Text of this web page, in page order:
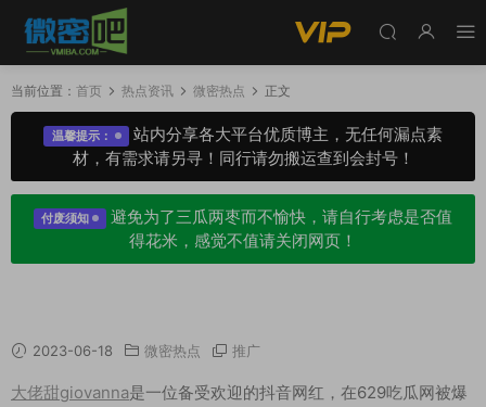
当前位置： 首页 热点资讯 微密热点 正文
温馨提示：
站内分享各大平台优质博主，无任何漏点素
材，有需求请另寻！同行请勿搬运查到会封号！
付废须知
避免为了三瓜两枣而不愉快，请自行考虑是否值
得花米，感觉不值请关闭网页！
2023-06-18 微密热点 推广
大佬甜giovanna是一位备受欢迎的抖音网红，在629吃瓜网被爆